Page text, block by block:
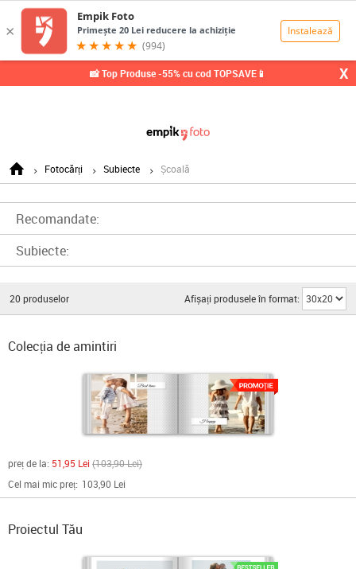
📸 Top Produse -55% cu cod TOPSAVE📱 X
Fotocărți Subiecte Școală
Recomandate:
Subiecte:
20 produselor Afișați produsele în format:
Colecția de amintiri
preț de la: 51,95 Lei 103,90 Lei
Cel mai mic preț: 103,90 Lei
Proiectul Tău